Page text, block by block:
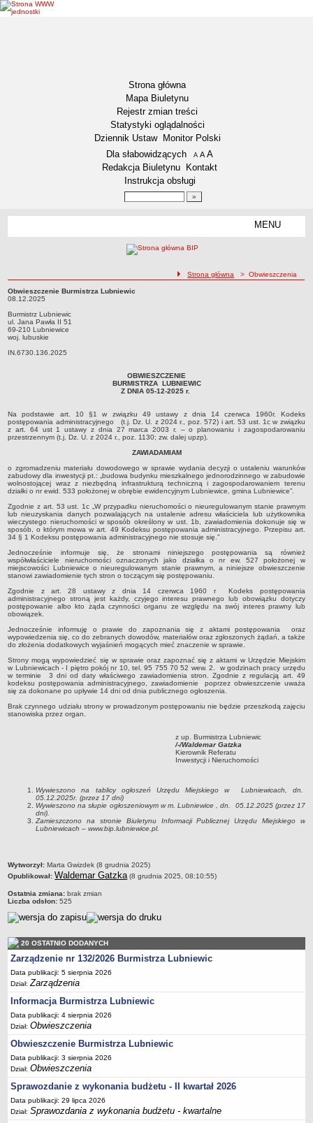
Strona główna
Mapa Biuletynu
Rejestr zmian treści
Statystyki oglądalności
Dziennik Ustaw
Monitor Polski
Menu dodatkowe
Dla słabowidzących A pomniejsz czcionkę
A standardowy rozmiar czcionki
A
Redakcja Biuletynu
Kontakt
Instrukcja obsługi
MENU
Zadania publiczne
Związki i stowarzyszenia
Sołectwa
AKTUALNOŚCI I OBWIESZCZENIA
Obwieszczenia, ogłoszenia i komunikaty
KOMUNIKATY
Drogi
Meteorologiczne
Rozkłady jazdy autobusów
Wodociągi - ocena jakości wody
KONKURSY
Ogłoszenia o konkursach
URZĄD MIEJSKI
Dane adresowe
Burmistrz Lubniewic
Zastępca Burmistrza Lubniewic
Sekretarz Gminy
Skarbnik Gminy
Informacja turystyczna
Regulamin i schemat organizacyjny
Przewodnik po urzędzie
Dyżury Przewodniczącego Rady Miejskiej
Transmisja z obrad sesji
Zadania i uprawnienia
Plan pracy Rady Miejskiej
Terminy posiedzeń Rady
Głosowania
Protokoły z posiedzeń Rady Miejskiej
Składy Komisji
Terminy posiedzeń Komisji
Plan pracy Komisji Rewizyjnej
Plan pracy pozostałych Komisji
Oświadczenia majątkowe
Interpelacje radnych wraz z odpowiedziami
Zapytania radnych wraz z odpowiedziami
Apele
JEDNOSTKI ORGANIZACYJNE
Biblioteka - Centrum Kultury
Zespół Szkolno-Przedszkolny
ścieżka nawigacji
Strona główna > Obwieszczenia
Obwieszczenie Burmistrza Lubniewic08.12.2025
Obwieszczenie Burmistrza Lubniewic
08.12.2025
Burmistrz Lubniewic
ul. Jana Pawła II 51
69-210 Lubniewice
woj. lubuskie
IN.6730.136.2025
OBWIESZCZENIE
BURMISTRZA LUBNIEWIC
Z DNIA 05-12-2025 r.
Na podstawie art. 10 §1 w związku 49 ustawy z dnia 14 czerwca 1960r. Kodeks
postępowania administracyjnego (t.j. Dz. U. z 2024 r., poz. 572) i art. 53 ust. 1c w związku
z art. 64 ust 1 ustawy z dnia 27 marca 2003 r. – o planowaniu i zagospodarowaniu
przestrzennym (t.j. Dz. U. z 2024 r., poz. 1130; zw. dalej upzp).
ZAWIADAMIAM
o zgromadzeniu materiału dowodowego w sprawie wydania decyzji o ustaleniu warunków
zabudowy dla inwestycji pt.: „budowa budynku mieszkalnego jednorodzinnego w zabudowie
wolnostojącej wraz z niezbędną infrastrukturą techniczną i zagospodarowaniem terenu
działki o nr ewid. 533 położonej w obrębie ewidencyjnym Lubniewice, gmina Lubniewice”.
Zgodnie z art. 53 ust. 1c „W przypadku nieruchomości o nieuregulowanym stanie prawnym
lub nieuzyskania danych pozwalających na ustalenie adresu właściciela lub użytkownika
wieczystego nieruchomości w sposób określony w ust. 1b, zawiadomienia dokonuje się w
sposób, o którym mowa w art. 49 Kodeksu postępowania administracyjnego. Przepisu art.
34 § 1 Kodeksu postępowania administracyjnego nie stosuje się.”
Jednocześnie informuje się, że stronami niniejszego postępowania są również
współwłaściciele nieruchomości oznaczonych jako działka o nr ew. 527 położonej w
miejscowości Lubniewice o nieuregulowanym stanie prawnym, a niniejsze obwieszczenie
stanowi zawiadomienie tych stron o toczącym się postępowaniu.
Zgodnie z art. 28 ustawy z dnia 14 czerwca 1960 r Kodeks postępowania
administracyjnego stroną jest każdy, czyjego interesu prawnego lub obowiązku dotyczy
postępowanie albo kto żąda czynności organu ze względu na swój interes prawny lub
obowiązek.
Jednocześnie informuję o prawie do zapoznania się z aktami postępowania oraz
wypowiedzenia się, co do zebranych dowodów, materiałów oraz zgłoszonych żądań, a także
do złożenia dodatkowych wyjaśnień mogących mieć znaczenie w sprawie.
Strony mogą wypowiedzieć się w sprawie oraz zapoznać się z aktami w Urzędzie Miejskim
w Lubniewicach - I piętro pokój nr 10, tel. 95 755 70 52 wew. 2. w godzinach pracy urzędu
w terminie 3 dni od daty właściwego zawiadomienia stron. Zgodnie z regulacją art. 49
kodeksu postępowania administracyjnego, zawiadomienie poprzez obwieszczenie uważa
się za dokonane po upływie 14 dni od dnia publicznego ogłoszenia.
Brak czynnego udziału strony w prowadzonym postępowaniu nie będzie przeszkodą zajęciu
stanowiska przez organ.
z up. Burmistrza Lubniewic
/-/Waldemar Gatzka
Kierownik Referatu
Inwestycji i Nieruchomości
Wywieszono na tablicy ogłoszeń Urzędu Miejskiego w Lubniewicach, dn.
05.12.2025r. (przez 17 dni)
Wywieszono na słupie ogłoszeniowym w m. Lubniewice , dn. 05.12.2025 (przez 17
dni).
Zamieszczono na stronie Biuletynu Informacji Publicznej Urzędu Miejskiego w
Lubniewicach – www.bip.lubniewice.pl.
metryczka
Wytworzył: Marta Gwizdek (8 grudnia 2025)
Opublikował: Waldemar Gatzka (8 grudnia 2025, 08:10:55)
Ostatnia zmiana: brak zmian
Liczba odsłon: 525
20 OSTATNIO DODANYCH
Zarządzenie nr 132/2026 Burmistrza Lubniewic
Data publikacji: 5 sierpnia 2026
Dział:Zarządzenia
Informacja Burmistrza Lubniewic
Data publikacji: 4 sierpnia 2026
Dział:Obwieszczenia
Obwieszczenie Burmistrza Lubniewic
Data publikacji: 3 sierpnia 2026
Dział:Obwieszczenia
Sprawozdanie z wykonania budżetu - II kwartał 2026
Data publikacji: 29 lipca 2026
Dział:Sprawozdania z wykonania budżetu - kwartalne